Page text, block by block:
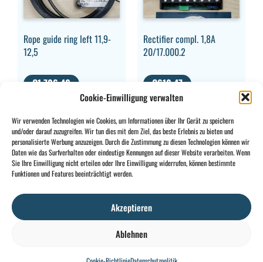
Cookie-Einwilligung verwalten
Wir verwenden Technologien wie Cookies, um Informationen über Ihr Gerät zu speichern
und/oder darauf zuzugreifen. Wir tun dies mit dem Ziel, das beste Erlebnis zu bieten und
personalisierte Werbung anzuzeigen. Durch die Zustimmung zu diesen Technologien können wir
Daten wie das Surfverhalten oder eindeutige Kennungen auf dieser Website verarbeiten. Wenn
Sie Ihre Einwilligung nicht erteilen oder Ihre Einwilligung widerrufen, können bestimmte
Funktionen und Features beeinträchtigt werden.
Akzeptieren
Ablehnen
Rope guide ring left 11,9-
12,5
€1.706,40
Rectifier compl. 1,8A
20/17.000.2
€610,47
MWST.
CONTACT
+32 2 897 34Rue des
INFO
Allgemeine
BE0734